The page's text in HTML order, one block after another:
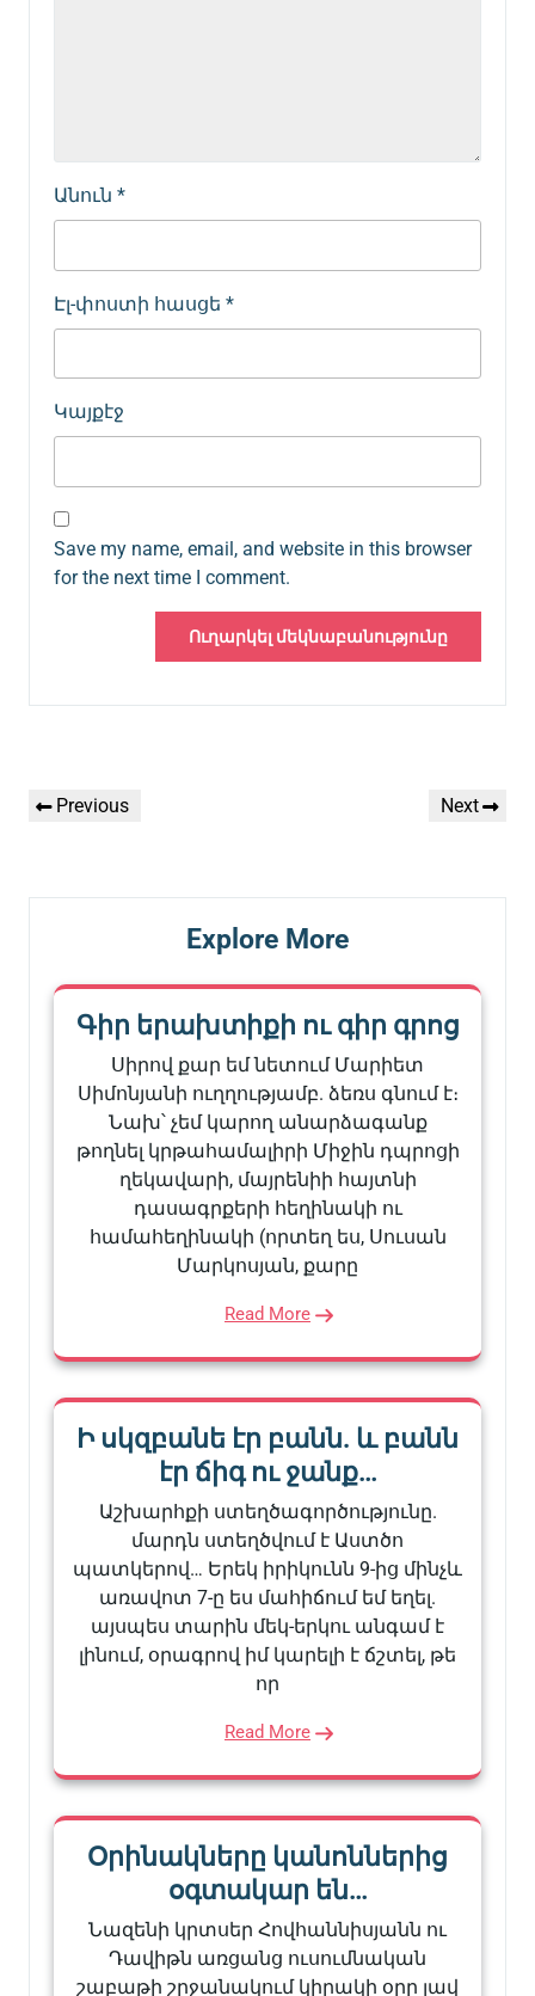
Անուն *
Էլ-փոստի հասցե *
Կայքէջ
Save my name, email, and website in this browser
for the next time I comment.
նավարկումը
Previous
Previous
Next
Next
Explore More
Գիր երախտիքի ու գիր գրոց
Սիրով քար եմ նետում Մարիետ
Սիմոնյանի ուղղությամբ. ձեռս գնում է։
Նախ՝ չեմ կարող անարձագանք
թողնել կրթահամալիրի Միջին դպրոցի
ղեկավարի, մայրենիի հայտնի
դասագրքերի հեղինակի ու
համահեղինակի (որտեղ ես, Սուսան
Մարկոսյան, քարը
Read More
Ի սկզբանե էր բանն. և բանն
էր ճիգ ու ջանք…
Աշխարհքի ստեղծագործությունը.
մարդն ստեղծվում է Աստծո
պատկերով… Երեկ իրիկունն 9-ից մինչև
առավոտ 7-ը ես մահիճում եմ եղել.
այսպես տարին մեկ-երկու անգամ է
լինում, օրագրով իմ կարելի է ճշտել, թե
որ
Read More
Օրինակները կանոններից
օգտակար են…
Նազենի կրտսեր Հովհաննիսյանն ու
Դավիթն առցանց ուսումնական
շաբաթի շրջանակում կիրակի օրը լավ